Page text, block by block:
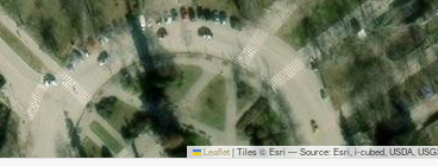
Leaflet|Tiles © Esri — Source: Esri, i-cubed, USDA,